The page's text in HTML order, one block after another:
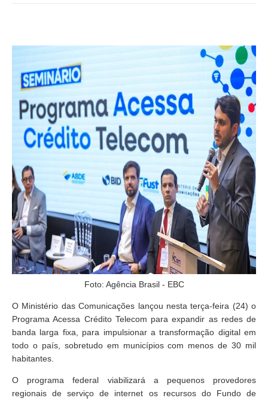
Foto: Agência Brasil - EBC
O Ministério das Comunicações lançou nesta terça-feira (24) o
Programa Acessa Crédito Telecom para expandir as redes de
banda larga fixa, para impulsionar a transformação digital em
todo o país, sobretudo em municípios com menos de 30 mil
habitantes.
O programa federal viabilizará a pequenos provedores
regionais de serviço de internet os recursos do Fundo de